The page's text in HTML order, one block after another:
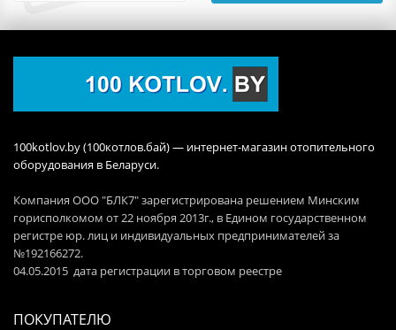
100kotlov.by (100котлов.бай) — интернет-магазин отопительного
оборудования в Беларуси.
Компания ООО "БЛК7" зарегистрирована решением Минским
горисполкомом от 22 ноября 2013г., в Едином государственном
регистре юр. лиц и индивидуальных предпринимателей за
№192166272.
04.05.2015 дата регистрации в торговом реестре
ПОКУПАТЕЛЮ